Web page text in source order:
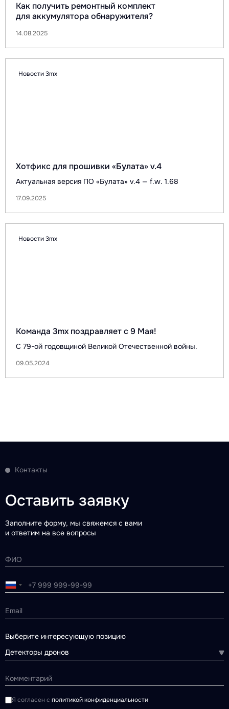
Как получить ремонтный комплект
для аккумулятора обнаружителя?
14.08.2025
Новости 3mx
Хотфикс для прошивки «Булата» v.4
Актуальная версия ПО «Булата» v.4 — f.w. 1.68
17.09.2025
Новости 3mx
Команда 3mx поздравляет с 9 Мая!
С 79-ой годовщиной Великой Отечественной войны.
09.05.2024
Контакты
Оставить заявку
Заполните форму, мы свяжемся с вами
и ответим на все вопросы
Выберите интересующую позицию
Детекторы дронов
Я согласен с политикой конфиденциальности